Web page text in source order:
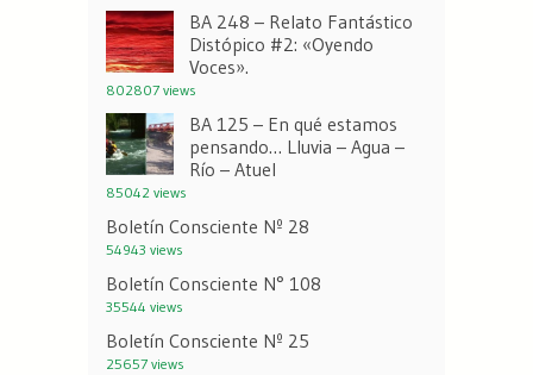
BA 248 – Relato Fantástico
Distópico #2: «Oyendo
Voces».
802807 views
BA 125 – En qué estamos
pensando… Lluvia – Agua –
Río – Atuel
85042 views
Boletín Consciente Nº 28
54943 views
Boletín Consciente N° 108
35544 views
Boletín Consciente Nº 25
25657 views